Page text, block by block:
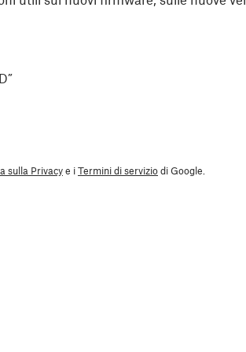
sulla Privacye iTermini di serviziodi Google.